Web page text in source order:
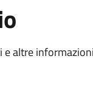
e altre